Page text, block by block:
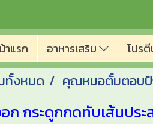
าแรก อาหารเสริม โปร
ทั้งหมด คุณหมอตั้มตอบ
ก กระดูกกดทับเส้นประ